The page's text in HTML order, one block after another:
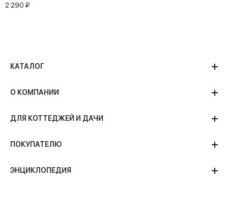
2 290 ₽
КАТАЛОГ
О КОМПАНИИ
ДЛЯ КОТТЕДЖЕЙ И ДАЧИ
ПОКУПАТЕЛЮ
ЭНЦИКЛОПЕДИЯ